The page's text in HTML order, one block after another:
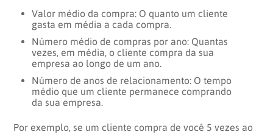
Valor médio da compra: O quanto um cliente
gasta em média a cada compra.
Número médio de compras por ano: Quantas
vezes, em média, o cliente compra da sua
empresa ao longo de um ano.
Número de anos de relacionamento: O tempo
médio que um cliente permanece comprando
da sua empresa.
Por exemplo, se um cliente compra de você 5 vezes ao